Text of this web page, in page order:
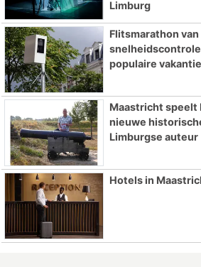
Limburg
Flitsmarathon
populaire
Maastricht speelt
nieuwe
Limburgse auteur
Hotels in